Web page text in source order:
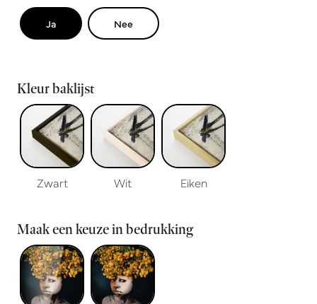
Ja Nee
Kleur baklijst
Zwart Wit Eiken
Maak een keuze in bedrukking